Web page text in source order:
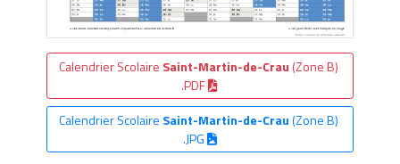
Calendrier Scolaire Saint-Martin-de-Crau (Zone B)
.PDF
Calendrier Scolaire Saint-Martin-de-Crau(Zone B)
.JPG